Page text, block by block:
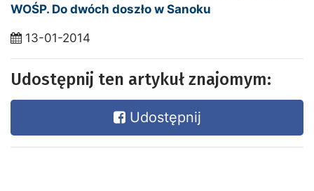
WOŚP. Do dwóch doszło w Sanoku
13-01-2014
Udostępnij ten artykuł znajomym:
Udostępnij